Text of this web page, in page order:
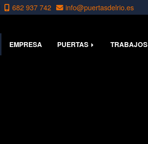
682 937 742 info puertasdelrio.es
EMPRESA PUERTAS TRABAJOS